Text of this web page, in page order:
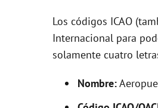
Los códigos ICAO
Internacional para
solamente cuatro
Nombre: